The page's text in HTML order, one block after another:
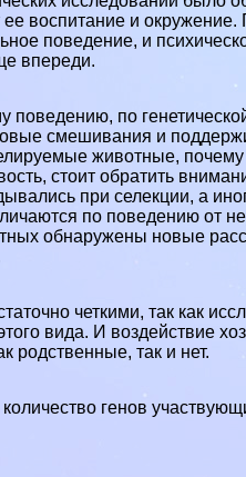
ее воспитание и
поведение, и
впереди.
поведению, по
смешивания и
животные, почему
стоит обратить
при селекции, а
по поведению от
обнаружены новые
четкими, так как
вида. И воздействие
родственные, так и нет.
генов